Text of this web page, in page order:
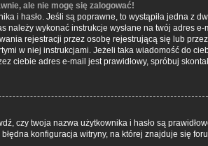
ale nie mogę się zalogować!
i hasło. Jeśli są poprawne, to wystąpiła jedna z
należy wykonać instrukcje wysłane na twój adres
rejestracji przez osobę rejestrującą się lub
w niej instrukcjami. Jeżeli taka wiadomość do
ciebie adres e-mail jest prawidłowy, spróbuj
czy twoja nazwa użytkownika i hasło są
konfiguracja witryny, na której znajduje się